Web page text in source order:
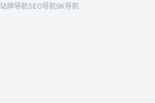
站牌导航SEO导航9K导航